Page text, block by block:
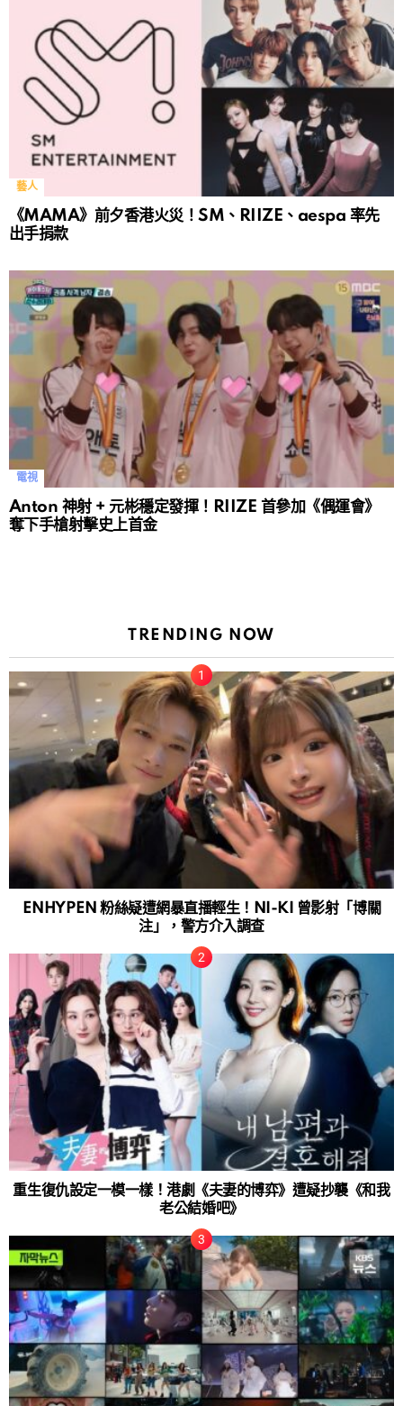
藝人
《MAMA》前夕香港火災！SM、RIIZE、aespa 率先
出手捐款
電視
Anton 神射 + 元彬穩定發揮！RIIZE 首參加《偶運會》
奪下手槍射擊史上首金
TRENDING NOW
ENHYPEN 粉絲疑遭網暴直播輕生！NI-KI 曾影射「博關
注」，警方介入調查
重生復仇設定一模一樣！港劇《夫妻的博弈》遭疑抄襲《和我
老公結婚吧》